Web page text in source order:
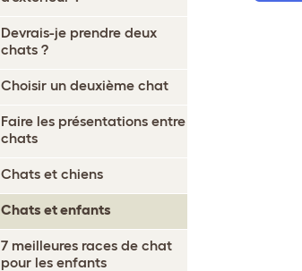
Devrais-je prendre deux
chats ?
Choisir un deuxième chat
Faire les présentations entre
chats
Chats et chiens
Chats et enfants
7 meilleures races de chat
pour les enfants